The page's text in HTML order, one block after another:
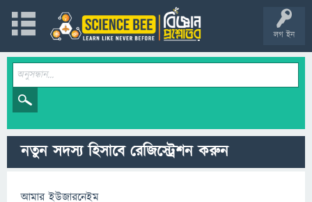
লগ ইন
নতুন সদস্য হিসাবে রেজিস্ট্রেশন করুন
আমার ইউজারনেইম